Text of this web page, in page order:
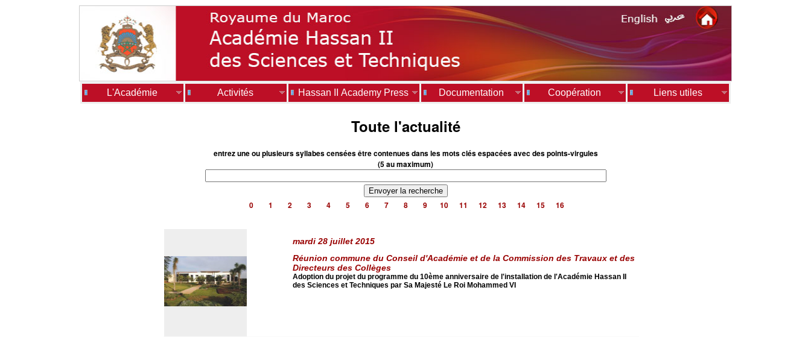
L'Académie Activités Hassan II Academy Press Documentation Coopération Liens utiles
Toute l'actualité
entrez une ou plusieurs syllabes censées être contenues dans les mots clés espacées avec des points-virgules
(5 au maximum)
0 1 2 3 4 5 6 7 8 9 10 11 12 13 14 15 16
mardi 28 juillet 2015
Réunion commune du Conseil d'Académie et de la Commission des Travaux et des
Directeurs des Collèges
Adoption du projet du programme du 10ème anniversaire de l'installation de l'Académie Hassan II
des Sciences et Techniques par Sa Majesté Le Roi Mohammed VI